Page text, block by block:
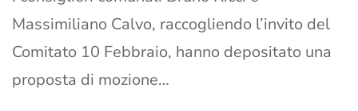
Massimiliano Calvo, raccogliendo l’invito del
Comitato 10 Febbraio, hanno depositato una
proposta di mozione…